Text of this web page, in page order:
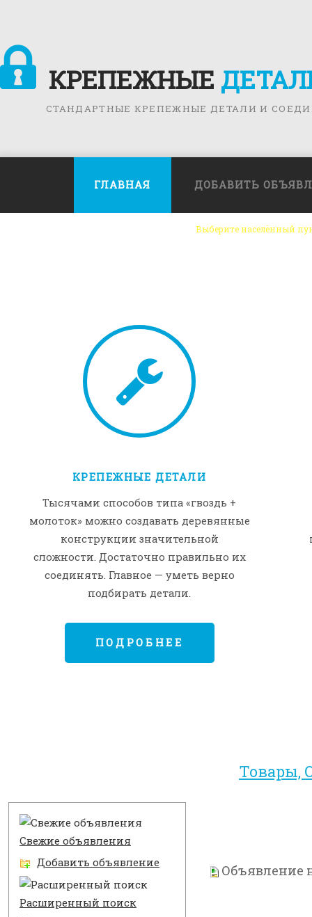
КРЕПЕЖНЫЕ
СТАНДАРТНЫЕ КРЕПЕЖНЫЕ ДЕТАЛИ И
ГЛАВНАЯ ДОБАВИТЬ
Выберите населённый
КРЕПЕЖНЫЕ ДЕТАЛИ
Тысячами способов типа «гвоздь +
молоток» можно создавать деревянные
конструкции значительной
сложности. Достаточно правильно их
соединять. Главное — уметь верно
подбирать детали.
ПОДРОБНЕЕ
Товары,
Объявление
Свежие объявления
Добавить объявление
Расширенный поиск